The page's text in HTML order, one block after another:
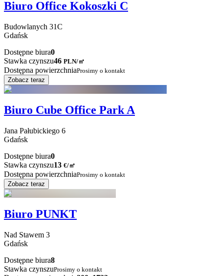
Biuro Office Kokoszki C
Budowlanych 31C
Gdańsk
Dostępne biura0
Stawka czynszu46 PLN/㎡
Dostępna powierzchniaProsimy o kontakt
Zobacz teraz
Biuro Cube Office Park A
Jana Pałubickiego 6
Gdańsk
Dostępne biura0
Stawka czynszu13 €/㎡
Dostępna powierzchniaProsimy o kontakt
Zobacz teraz
Biuro PUNKT
Nad Stawem 3
Gdańsk
Dostępne biura8
Stawka czynszuProsimy o kontakt